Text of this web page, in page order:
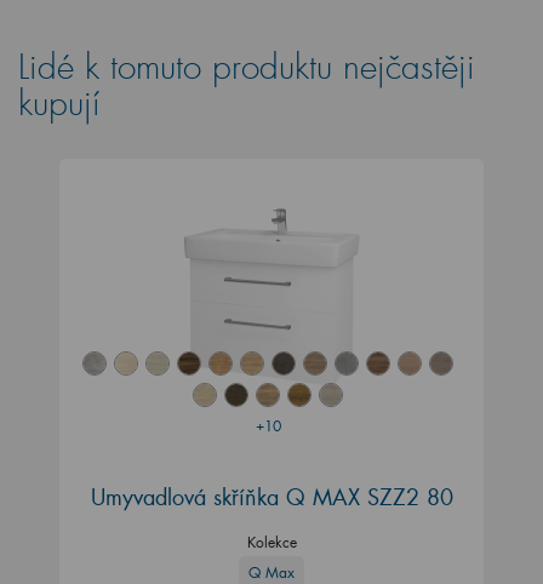
Lidé k tomuto produktu nejčastěji
kupují
+10
Umyvadlová skříňka Q MAX SZZ2 80
Kolekce
Q Max